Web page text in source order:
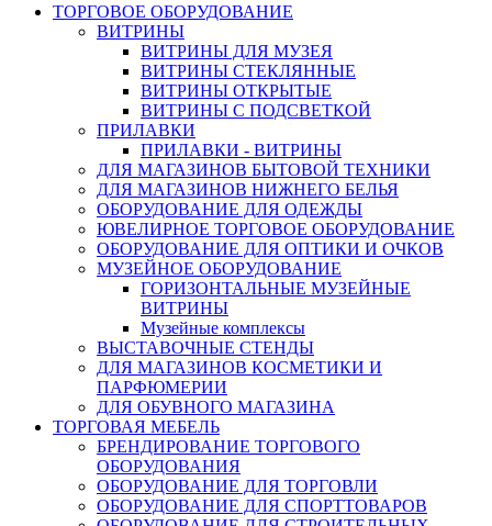
ТОРГОВОЕ ОБОРУДОВАНИЕ
ВИТРИНЫ
ВИТРИНЫ ДЛЯ МУЗЕЯ
ВИТРИНЫ СТЕКЛЯННЫЕ
ВИТРИНЫ ОТКРЫТЫЕ
ВИТРИНЫ С ПОДСВЕТКОЙ
ПРИЛАВКИ
ПРИЛАВКИ - ВИТРИНЫ
ДЛЯ МАГАЗИНОВ БЫТОВОЙ ТЕХНИКИ
ДЛЯ МАГАЗИНОВ НИЖНЕГО БЕЛЬЯ
ОБОРУДОВАНИЕ ДЛЯ ОДЕЖДЫ
ЮВЕЛИРНОЕ ТОРГОВОЕ ОБОРУДОВАНИЕ
ОБОРУДОВАНИЕ ДЛЯ ОПТИКИ И ОЧКОВ
МУЗЕЙНОЕ ОБОРУДОВАНИЕ
ГОРИЗОНТАЛЬНЫЕ МУЗЕЙНЫЕ
ВИТРИНЫ
Музейные комплексы
ВЫСТАВОЧНЫЕ СТЕНДЫ
ДЛЯ МАГАЗИНОВ КОСМЕТИКИ И
ПАРФЮМЕРИИ
ДЛЯ ОБУВНОГО МАГАЗИНА
ТОРГОВАЯ МЕБЕЛЬ
БРЕНДИРОВАНИЕ ТОРГОВОГО
ОБОРУДОВАНИЯ
ОБОРУДОВАНИЕ ДЛЯ ТОРГОВЛИ
ОБОРУДОВАНИЕ ДЛЯ СПОРТТОВАРОВ